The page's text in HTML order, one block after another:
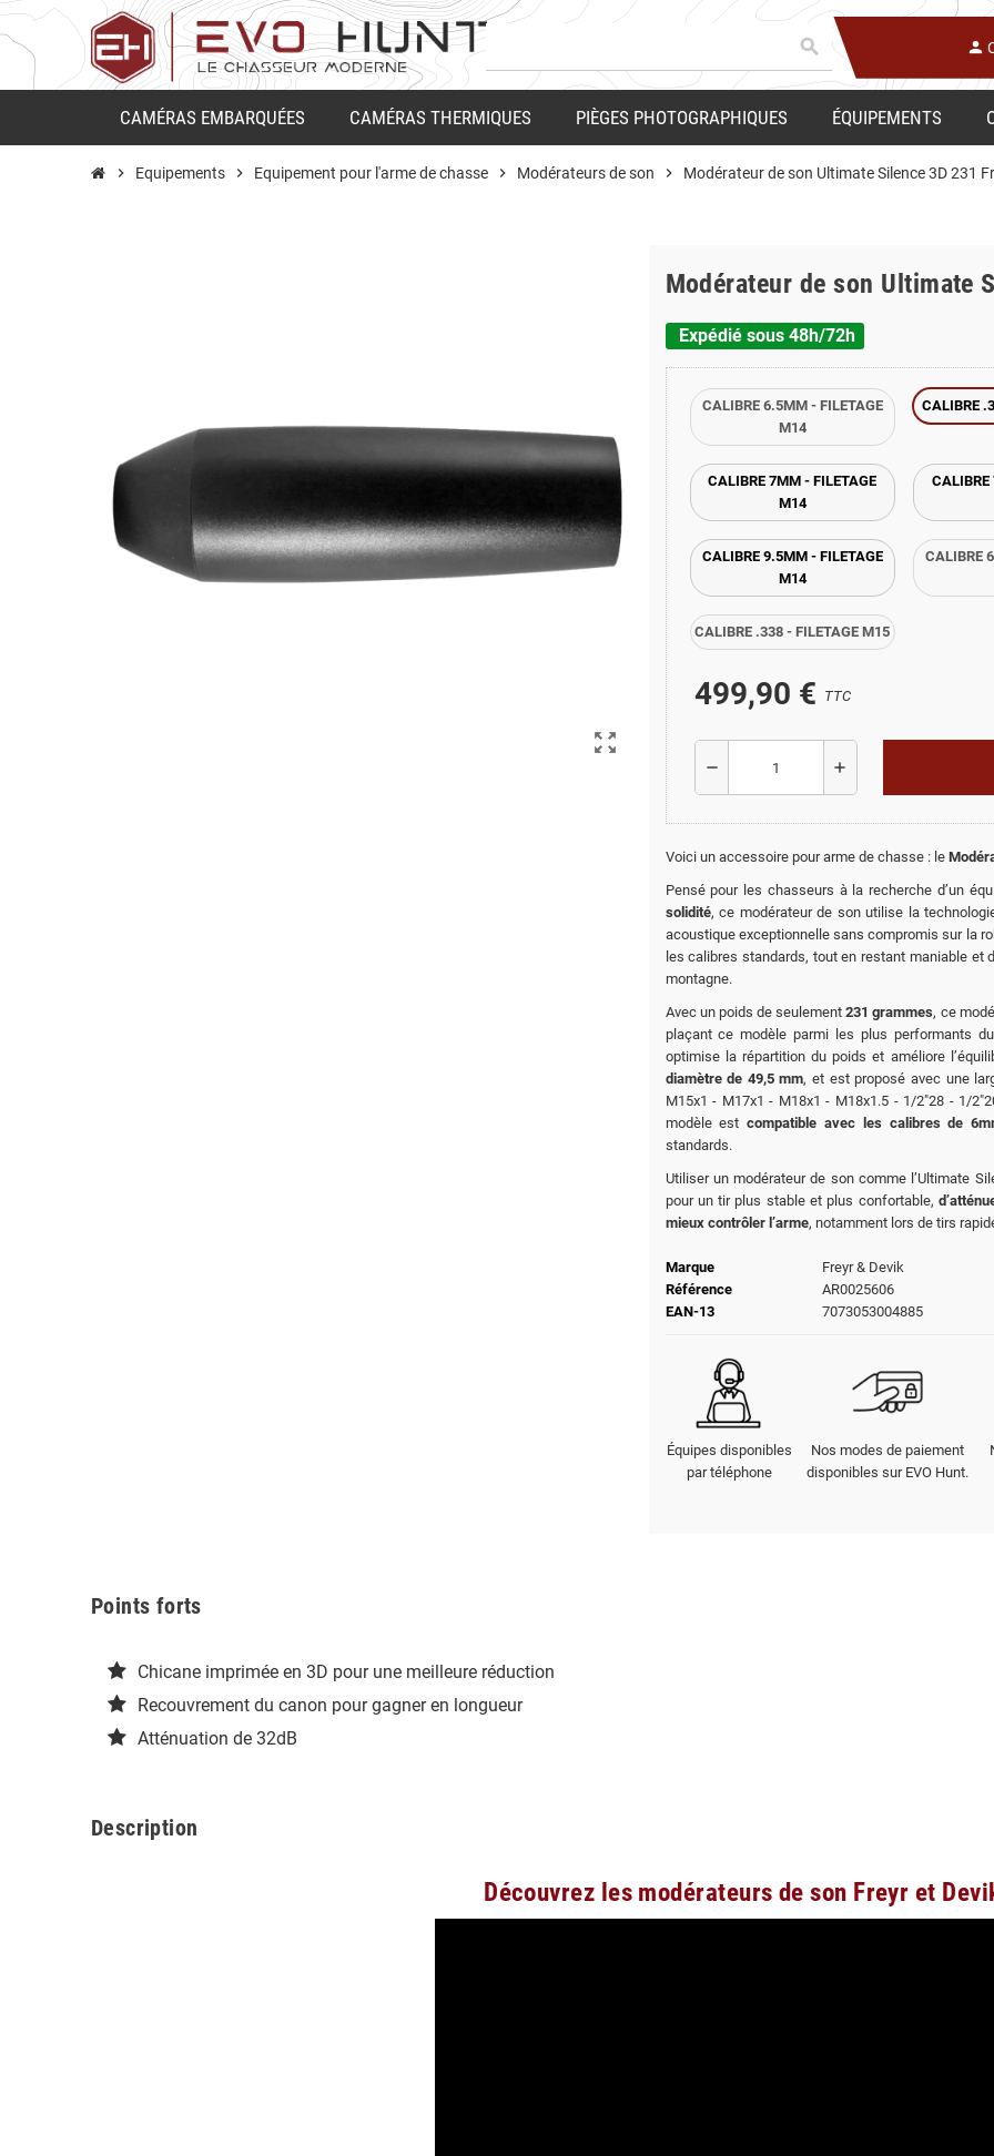
search person
CAMÉRAS EMBARQUÉES CAMÉRAS THERMIQUES PIÈGES PHOTOGRAPHIQUES ÉQUIPEMENTS
chevron_right Equipements chevron_right Equipement pour l'arme de chasse chevron_right Modérateurs de son chevron_right Modérateur de son Ultimate Silence 3D 231
zoom_out_map
Modérateur de son Ultimate
Expédié sous 48h/72h
CALIBRE 6.5MM - FILETAGE
M14
CALIBRE
CALIBRE 7MM - FILETAGE
M14
CALIBRE
CALIBRE 9.5MM - FILETAGE
M14
CALIBRE
CALIBRE .338 - FILETAGE M15
499,90 € TTC
remove add
Voici un accessoire pour arme de chasse : le
Pensé pour les chasseurs à la recherche d’un
solidité, ce modérateur de son utilise la
acoustique exceptionnelle sans compromis sur la
les calibres standards, tout en restant maniable
montagne.
Avec un poids de seulement231 grammes, ce
plaçant ce modèle parmi les plus performants
optimise la répartition du poids et améliore
diamètre de 49,5 mm, et est proposé avec une
M15x1 - M17x1 - M18x1 - M18x1.5 - 1/2"28 - 1/
modèle estcompatible avec les calibres de
standards.
Utiliser un modérateur de son comme l’Ultimate
pour un tir plus stable et plus confortable,
mieux contrôler l’arme, notamment lors de tirs
Marque
Freyr & Devik
Référence
AR0025606
EAN-13
7073053004885
Équipes disponibles
par téléphone
Nos modes de paiement
disponibles sur EVO Hunt.
Points forts
Chicane imprimée en 3D pour une meilleure réduction
Recouvrement du canon pour gagner en longueur
Atténuation de 32dB
Description
Découvrez les modérateurs de son Freyr et